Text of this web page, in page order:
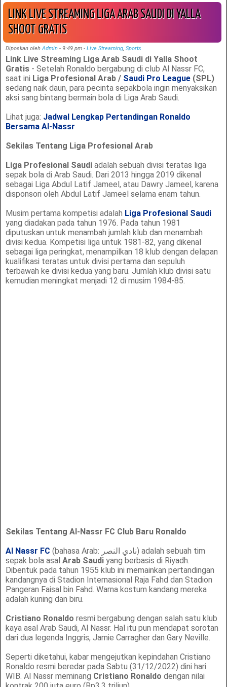
LINK LIVE STREAMING LIGA ARAB SAUDI DI YALLA
SHOOT GRATIS
Diposkan olehAdmin - 9:49 pm- Live Streaming ,Sports
Link Live Streaming Liga Arab Saudi di Yalla Shoot
Gratis - Setelah Ronaldo bergabung di club Al Nassr FC,
saat ini Liga Profesional Arab / Saudi Pro League (SPL)
sedang naik daun, para pecinta sepakbola ingin menyaksikan
aksi sang bintang bermain bola di Liga Arab Saudi.
Lihat juga: Jadwal Lengkap Pertandingan Ronaldo
Bersama Al-Nassr
Sekilas Tentang Liga Profesional Arab
Liga Profesional Saudi adalah sebuah divisi teratas liga
sepak bola di Arab Saudi. Dari 2013 hingga 2019 dikenal
sebagai Liga Abdul Latif Jameel, atau Dawry Jameel, karena
disponsori oleh Abdul Latif Jameel selama enam tahun.
Musim pertama kompetisi adalah Liga Profesional Saudi
yang diadakan pada tahun 1976. Pada tahun 1981
diputuskan untuk menambah jumlah klub dan menambah
divisi kedua. Kompetisi liga untuk 1981-82, yang dikenal
sebagai liga peringkat, menampilkan 18 klub dengan delapan
kualifikasi teratas untuk divisi pertama dan sepuluh
terbawah ke divisi kedua yang baru. Jumlah klub divisi satu
kemudian meningkat menjadi 12 di musim 1984-85.
Sekilas Tentang Al-Nassr FC Club Baru Ronaldo
Al Nassr FC (bahasa Arab: نادي النصر) adalah sebuah tim
sepak bola asalArab Saudi yang berbasis di Riyadh.
Dibentuk pada tahun 1955 klub ini memainkan pertandingan
kandangnya di Stadion Internasional Raja Fahd dan Stadion
Pangeran Faisal bin Fahd. Warna kostum kandang mereka
adalah kuning dan biru.
Cristiano Ronaldo resmi bergabung dengan salah satu klub
kaya asal Arab Saudi, Al Nassr. Hal itu pun mendapat sorotan
dari dua legenda Inggris, Jamie Carragher dan Gary Neville.
Seperti diketahui, kabar mengejutkan kepindahan Cristiano
Ronaldo resmi beredar pada Sabtu (31/12/2022) dini hari
WIB. Al Nassr meminang Cristiano Ronaldo dengan nilai